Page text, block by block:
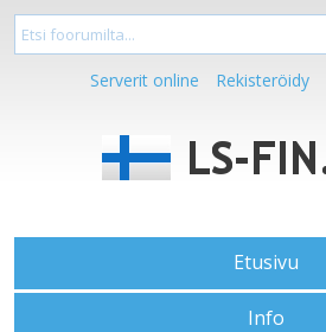
Serverit online Rekisteröidy
Etusivu
Info